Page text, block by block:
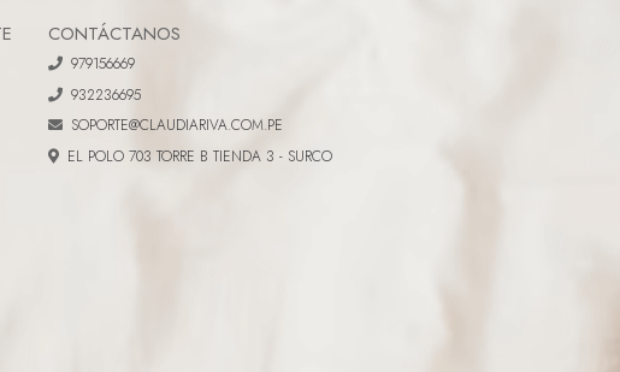
CONTÁCTANOS
979156669
932236695
SOPORTE@CLAUDIARIVA.COM.PE
EL POLO 703 TORRE B TIENDA 3 - SURCO